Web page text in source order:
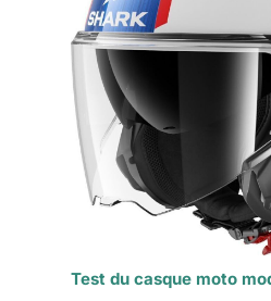
Test du casque moto